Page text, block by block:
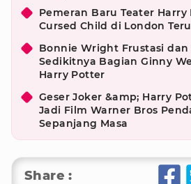
Pemeran Baru Teater
Cursed Child di London
Bonnie Wright Frustasi dan
Sedikitnya Bagian Ginny
Harry Potter
Geser Joker &amp; Harry
Jadi Film Warner Bros
Sepanjang Masa
Share :